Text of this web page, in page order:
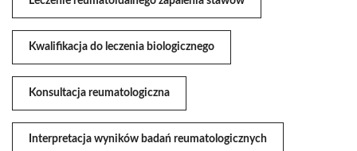
Kwalifikacja do leczenia biologicznego
Konsultacja reumatologiczna
Interpretacja wyników badań reumatologicznych